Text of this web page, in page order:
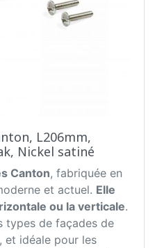
L206mm,
Nickel satiné
Canton, fabriquée en
et actuel. Elle
ou la verticale.
types de façades de
idéale pour les